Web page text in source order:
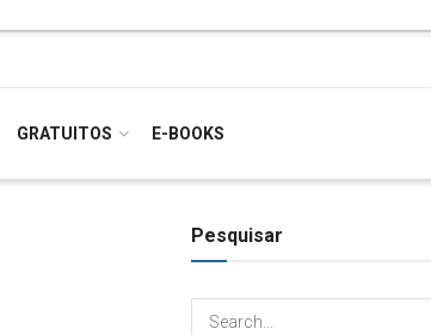
GRATUITOS E-BOOKS
Pesquisar